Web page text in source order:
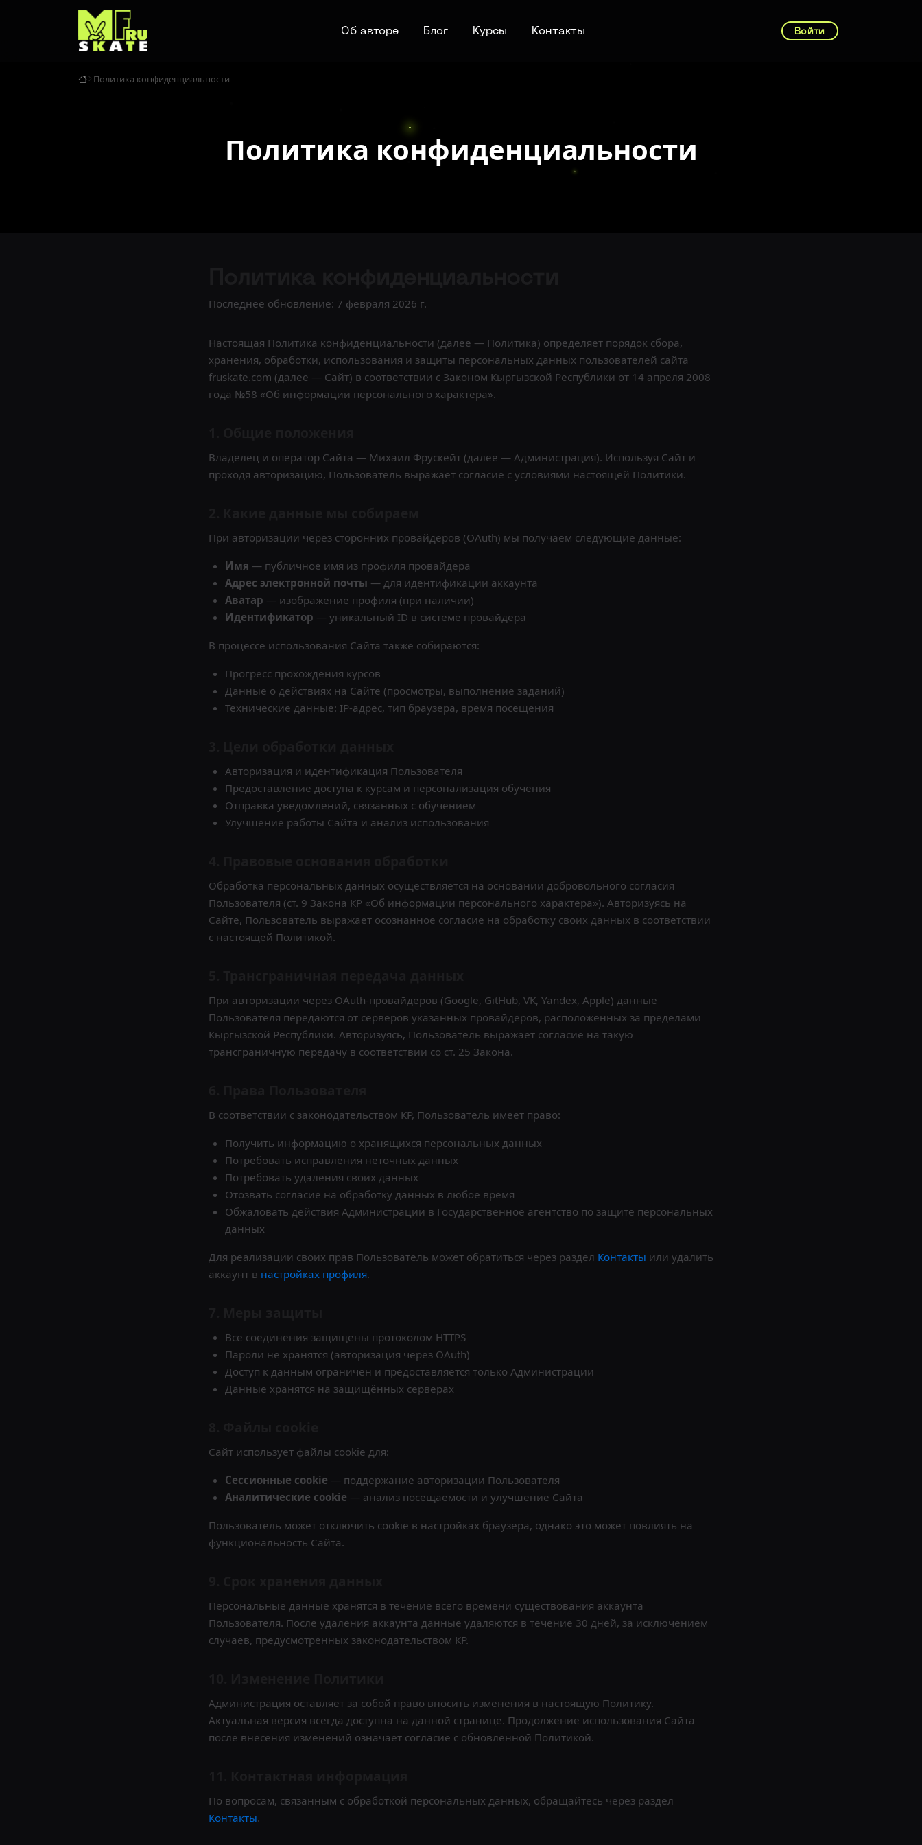
Об авторе Блог Курсы Контакты Войти
Политика конфиденциальности
Политика конфиденциальности
Последнее обновление: 7 февраля 2026 г.
Настоящая Политика конфиденциальности (далее — Политика) определяет порядок сбора,
хранения, обработки, использования и защиты персональных данных пользователей сайта
fruskate.com (далее — Сайт) в соответствии с Законом Кыргызской Республики от 14 апреля 2008
года №58 «Об информации персонального характера».
Владелец и оператор Сайта — Михаил Фрускейт (далее — Администрация). Используя Сайт и
проходя авторизацию, Пользователь выражает согласие с условиями настоящей Политики.
При авторизации через сторонних провайдеров (OAuth) мы получаем следующие данные:
Имя — публичное имя из профиля провайдера
Адрес электронной почты — для идентификации аккаунта
Аватар — изображение профиля (при наличии)
Идентификатор — уникальный ID в системе провайдера
В процессе использования Сайта также собираются:
Прогресс прохождения курсов
Данные о действиях на Сайте (просмотры, выполнение заданий)
Технические данные: IP-адрес, тип браузера, время посещения
Авторизация и идентификация Пользователя
Предоставление доступа к курсам и персонализация обучения
Отправка уведомлений, связанных с обучением
Улучшение работы Сайта и анализ использования
Обработка персональных данных осуществляется на основании добровольного согласия
Пользователя (ст. 9 Закона КР «Об информации персонального характера»). Авторизуясь на
Сайте, Пользователь выражает осознанное согласие на обработку своих данных в соответствии
с настоящей Политикой.
При авторизации через OAuth-провайдеров (Google, GitHub, VK, Yandex, Apple) данные
Пользователя передаются от серверов указанных провайдеров, расположенных за пределами
Кыргызской Республики. Авторизуясь, Пользователь выражает согласие на такую
трансграничную передачу в соответствии со ст. 25 Закона.
В соответствии с законодательством КР, Пользователь имеет право:
Получить информацию о хранящихся персональных данных
Потребовать исправления неточных данных
Потребовать удаления своих данных
Отозвать согласие на обработку данных в любое время
Обжаловать действия Администрации в Государственное агентство по защите персональных
данных
Для реализации своих прав Пользователь может обратиться через раздел Контакты или удалить
аккаунт в настройках профиля.
Все соединения защищены протоколом HTTPS
Пароли не хранятся (авторизация через OAuth)
Доступ к данным ограничен и предоставляется только Администрации
Данные хранятся на защищённых серверах
Сайт использует файлы cookie для:
Сессионные cookie — поддержание авторизации Пользователя
Аналитические cookie — анализ посещаемости и улучшение Сайта
Пользователь может отключить cookie в настройках браузера, однако это может повлиять на
функциональность Сайта.
Персональные данные хранятся в течение всего времени существования аккаунта
Пользователя. После удаления аккаунта данные удаляются в течение 30 дней, за исключением
случаев, предусмотренных законодательством КР.
Администрация оставляет за собой право вносить изменения в настоящую Политику.
Актуальная версия всегда доступна на данной странице. Продолжение использования Сайта
после внесения изменений означает согласие с обновлённой Политикой.
По вопросам, связанным с обработкой персональных данных, обращайтесь через раздел
Контакты.